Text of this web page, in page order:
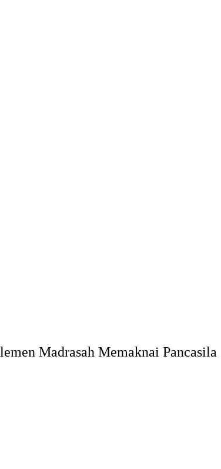
Madrasah Memaknai Pancasila